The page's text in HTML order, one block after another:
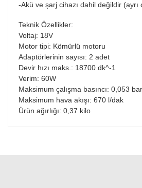
-Akü ve şarj cihazı dahil değildir (ayrı
Teknik Özellikler:
Voltaj: 18V
Motor tipi: Kömürlü motoru
Adaptörlerinin sayısı: 2 adet
Devir hızı maks.: 18700 dk^-1
Verim: 60W
Maksimum çalışma basıncı: 0,053 bar
Maksimum hava akışı: 670 l/dak
Ürün ağırlığı: 0,37 kilo